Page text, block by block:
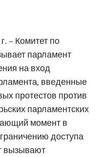
– Комитет по
парламент
на вход
введенные
протестов против
парламентских
момент в
доступа
вызывают